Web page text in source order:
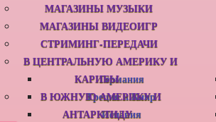
МАГАЗИНЫ МУЗЫКИ
МАГАЗИНЫ ВИДЕОИГР
СТРИМИНГ-ПЕРЕДАЧИ
Германия
Греция и Кипр
Испания
В ЦЕНТРАЛЬНУЮ АМЕРИКУ И
КАРИБЫ
В ЮЖНУЮ АМЕРИКУ И
АНТАРКТИДУ